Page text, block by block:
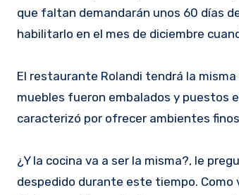
que faltan demandarán unos 60 días
habilitarlo en el mes de diciembre
El restaurante Rolandi tendrá la
muebles fueron embalados y puestos
caracterizó por ofrecer ambientes
¿Y la cocina va a ser la misma?, le
despedido durante este tiempo. Como